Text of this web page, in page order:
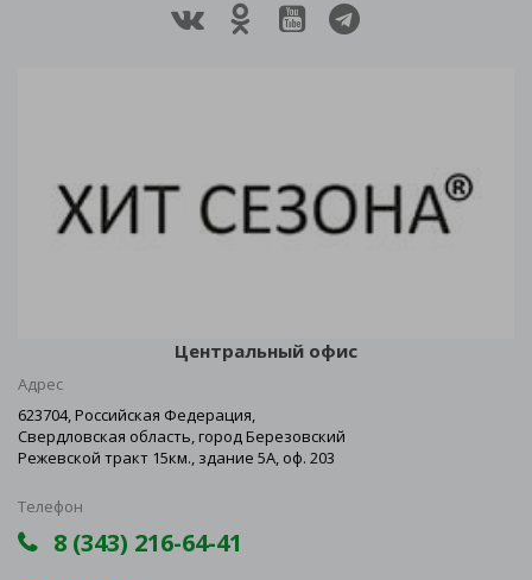
Центральный офис
Адрес
623704, Российская Федерация,
Свердловская область, город Березовский
Режевской тракт 15км., здание 5А, оф. 203
Телефон
8 (343) 216-64-41